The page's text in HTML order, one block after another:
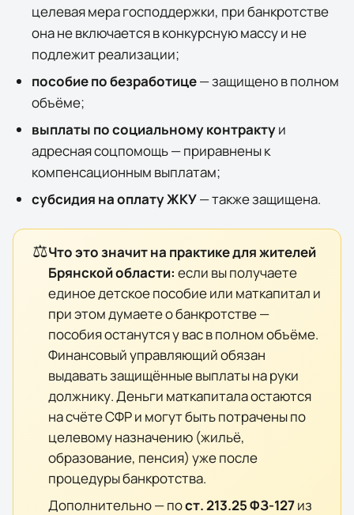
целевая мера господдержки, при банкротстве
онаневключается в конкурсную массу и не
подлежит реализации;
пособие по безработице— защищено в полном
объёме;
выплаты по социальному контрактуи
адресная соцпомощь — приравнены к
компенсационным выплатам;
субсидия на оплату ЖКУ— также защищена.
⚖️Что это значит на практике для жителей
Брянской области: если вы получаете
единое детское пособие или маткапитал и
при этом думаете о банкротстве —
пособия останутся у вас в полном объёме.
Финансовый управляющий обязан
выдавать защищённые выплаты на руки
должнику. Деньги маткапитала остаются
на счёте СФР и могут быть потрачены по
целевому назначению (жильё,
образование, пенсия) уже после
процедуры банкротства.
Дополнительно — пост. 213.25 ФЗ-127из